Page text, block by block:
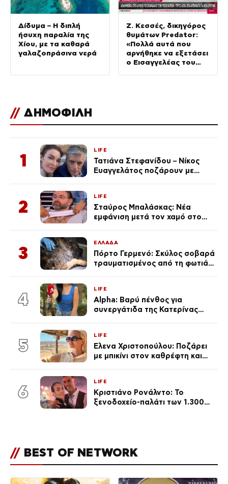
Δίδυμα – Η διπλή
ήσυχη παραλία της
Χίου, με τα καθαρά
γαλαζοπράσινα νερά
Ζ. Κεσσές, δικηγόρος
θυμάτων Predator:
«Πολλά αυτά που
αρνήθηκε να εξετάσει
ο Εισαγγελέας του
// ΔΗΜΟΦΙΛΗ
1
LIFE
Τατιάνα Στεφανίδου – Νίκος
Ευαγγελάτος ποζάρουν με
2
LIFE
Σταύρος Μπαλάσκας: Νέα
εμφάνιση μετά τον χαμό στο
3
ΕΛΛΑΔΑ
Πόρτο Γερμενό: Σκύλος σοβαρά
τραυματισμένος από τη φωτιά
4
LIFE
Alpha: Βαρύ πένθος για
συνεργάτιδα της Κατερίνας
του Θεού»
5
LIFE
Έλενα Χριστοπούλου: Ποζάρει
με μπικίνι στον καθρέφτη και
καθεμία…» (Βίντεο)
6
LIFE
Κριστιάνο Ρονάλντο: Το
ξενοδοχείο-παλάτι των 1.300
// BEST OF NETWORK